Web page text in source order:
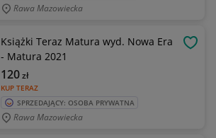
Rawa Mazowiecka
Książki Teraz Matura wyd. Nowa Era
- Matura 2021
KUP TERAZ
120zł
SPRZEDAJĄCY: OSOBA PRYWATNA
Rawa Mazowiecka